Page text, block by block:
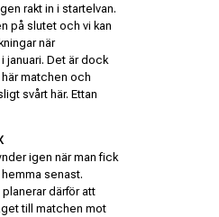
rakt in i startelvan.
på slutet och vi kan
när
januari. Det är dock
matchen och
svårt här. Ettan
igen när man fick
senast.
därför att
till matchen mot